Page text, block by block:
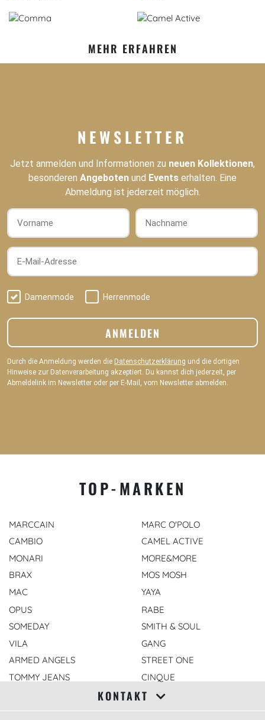
MEHR ERFAHREN
NEWSLETTER
Jetzt anmelden und Informationen zu neuen Kollektionen,
besonderen Angeboten und Events erhalten. Eine
Abmeldung ist jederzeit möglich.
Vorname
Nachname
E-Mail-Adresse
Damenmode Herrenmode
ANMELDEN
Durch die Anmeldung werden die Datenschutzerklärung und die dortigen
Hinweise zur Datenverarbeitung akzeptiert. Du kannst dich jederzeit, per
Abmeldelink im Newsletter oder per E-Mail, vom Newsletter abmelden.
TOP-MARKEN
MARCCAIN
CAMBIO
MONARI
BRAX
MAC
MARC O'POLO
CAMEL ACTIVE
MORE&MORE
MOS MOSH
YAYA
OPUS
SOMEDAY
VILA
ARMED ANGELS
TOMMY JEANS
RABE
SMITH & SOUL
GANG
STREET ONE
CINQUE
KONTAKT